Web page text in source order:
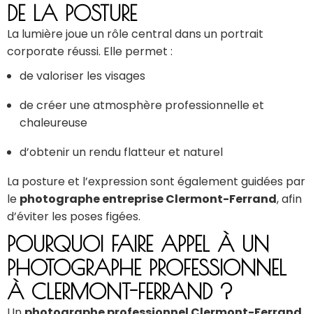
DE LA POSTURE
La lumière joue un rôle central dans un portrait
corporate réussi. Elle permet :
de valoriser les visages
de créer une atmosphère professionnelle et
chaleureuse
d’obtenir un rendu flatteur et naturel
La posture et l’expression sont également guidées par
le photographe entreprise Clermont-Ferrand, afin
d’éviter les poses figées.
POURQUOI FAIRE APPEL À UN
PHOTOGRAPHE PROFESSIONNEL
À CLERMONT-FERRAND ?